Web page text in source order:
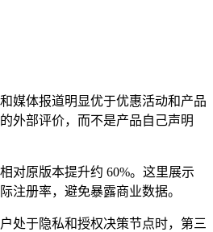
媒体报道明显优于优惠活动和产品
外部评价，而不是产品自己声明
对原版本提升约 60%。这里展示
注册率，避免暴露商业数据。
处于隐私和授权决策节点时，第三